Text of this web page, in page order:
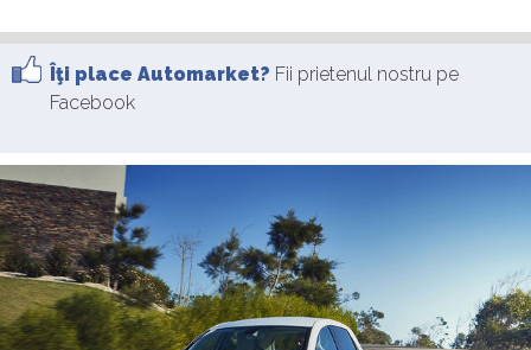
Îţi place Automarket? Fii prietenul nostru pe
Facebook